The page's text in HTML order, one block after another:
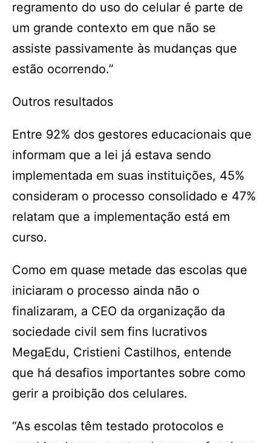
regramento do uso do celular é parte de
um grande contexto em que não se
assiste passivamente às mudanças que
estão ocorrendo.”
Outros resultados
Entre 92% dos gestores educacionais que
informam que a lei já estava sendo
implementada em suas instituições, 45%
consideram o processo consolidado e 47%
relatam que a implementação está em
curso.
Como em quase metade das escolas que
iniciaram o processo ainda não o
finalizaram, a CEO da organização da
sociedade civil sem fins lucrativos
MegaEdu, Cristieni Castilhos, entende
que há desafios importantes sobre como
gerir a proibição dos celulares.
“As escolas têm testado protocolos e